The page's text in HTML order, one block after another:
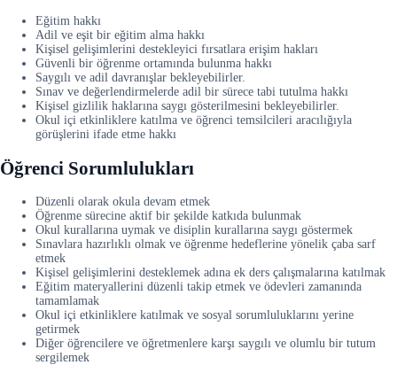
Eğitim hakkı
Adil ve eşit bir eğitim alma hakkı
Kişisel gelişimlerini destekleyici fırsatlara erişim hakları
Güvenli bir öğrenme ortamında bulunma hakkı
Saygılı ve adil davranışlar bekleyebilirler.
Sınav ve değerlendirmelerde adil bir sürece tabi tutulma hakkı
Kişisel gizlilik haklarına saygı gösterilmesini bekleyebilirler.
Okul içi etkinliklere katılma ve öğrenci temsilcileri aracılığıyla
görüşlerini ifade etme hakkı
Öğrenci Sorumlulukları
Düzenli olarak okula devam etmek
Öğrenme sürecine aktif bir şekilde katkıda bulunmak
Okul kurallarına uymak ve disiplin kurallarına saygı göstermek
Sınavlara hazırlıklı olmak ve öğrenme hedeflerine yönelik çaba sarf
etmek
Kişisel gelişimlerini desteklemek adına ek ders çalışmalarına katılmak
Eğitim materyallerini düzenli takip etmek ve ödevleri zamanında
tamamlamak
Okul içi etkinliklere katılmak ve sosyal sorumluluklarını yerine
getirmek
Diğer öğrencilere ve öğretmenlere karşı saygılı ve olumlu bir tutum
sergilemek